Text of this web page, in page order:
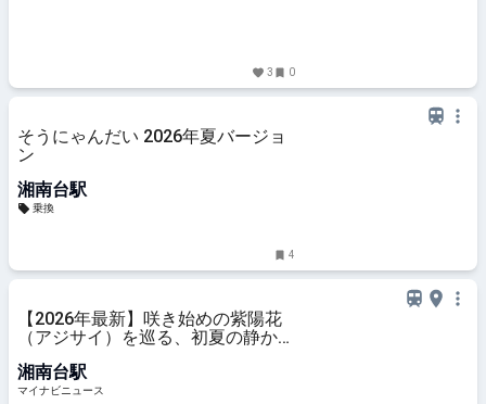
3 0
そうにゃんだい 2026年夏バージョ
ン
湘南台駅
乗換
4
【2026年最新】咲き始めの紫陽花
（アジサイ）を巡る、初夏の静かな
湘南台駅
マイナビニュース